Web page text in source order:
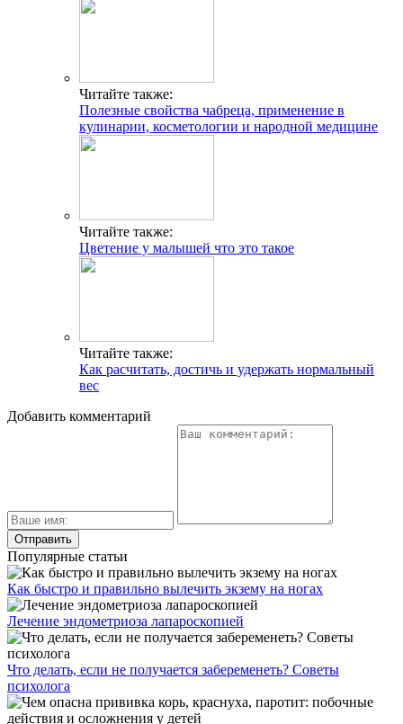
Читайте также:
Полезные свойства чабреца, применение в
кулинарии, косметологии и народной медицине
Читайте также:
Цветение у малышей что это такое
Читайте также:
Как расчитать, достичь и удержать нормальный
вес
Добавить комментарий
Популярные статьи
Как быстро и правильно вылечить экзему на ногах
Лечение эндометриоза лапароскопией
Что делать, если не получается забеременеть? Советы
психолога